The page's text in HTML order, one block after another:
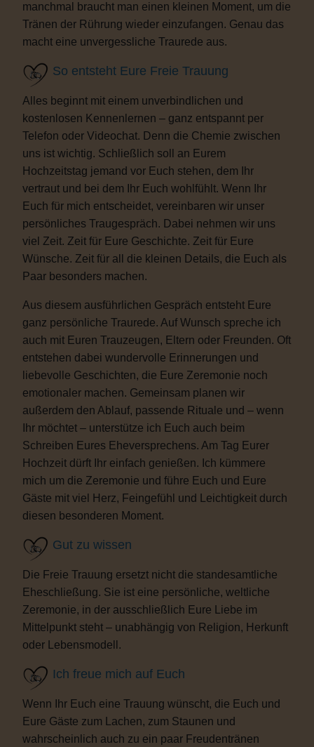
manchmal braucht man einen kleinen Moment, um die
Tränen der Rührung wieder einzufangen. Genau das
macht eine unvergessliche Traurede aus.
So entsteht Eure Freie Trauung
Alles beginnt mit einem unverbindlichen und
kostenlosen Kennenlernen – ganz entspannt per
Telefon oder Videochat. Denn die Chemie zwischen
uns ist wichtig. Schließlich soll an Eurem
Hochzeitstag jemand vor Euch stehen, dem Ihr
vertraut und bei dem Ihr Euch wohlfühlt. Wenn Ihr
Euch für mich entscheidet, vereinbaren wir unser
persönliches Traugespräch. Dabei nehmen wir uns
viel Zeit. Zeit für Eure Geschichte. Zeit für Eure
Wünsche. Zeit für all die kleinen Details, die Euch als
Paar besonders machen.
Aus diesem ausführlichen Gespräch entsteht Eure
ganz persönliche Traurede. Auf Wunsch spreche ich
auch mit Euren Trauzeugen, Eltern oder Freunden. Oft
entstehen dabei wundervolle Erinnerungen und
liebevolle Geschichten, die Eure Zeremonie noch
emotionaler machen. Gemeinsam planen wir
außerdem den Ablauf, passende Rituale und – wenn
Ihr möchtet – unterstütze ich Euch auch beim
Schreiben Eures Eheversprechens. Am Tag Eurer
Hochzeit dürft Ihr einfach genießen. Ich kümmere
mich um die Zeremonie und führe Euch und Eure
Gäste mit viel Herz, Feingefühl und Leichtigkeit durch
diesen besonderen Moment.
Gut zu wissen
Die Freie Trauung ersetzt nicht die standesamtliche
Eheschließung. Sie ist eine persönliche, weltliche
Zeremonie, in der ausschließlich Eure Liebe im
Mittelpunkt steht – unabhängig von Religion, Herkunft
oder Lebensmodell.
Ich freue mich auf Euch
Wenn Ihr Euch eine Trauung wünscht, die Euch und
Eure Gäste zum Lachen, zum Staunen und
wahrscheinlich auch zu ein paar Freudentränen